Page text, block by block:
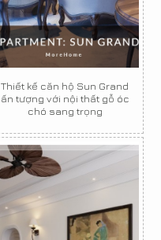
Thiết kế căn hộ Sun Grand
ấn tượng với nội thất gỗ óc
chó sang trọng